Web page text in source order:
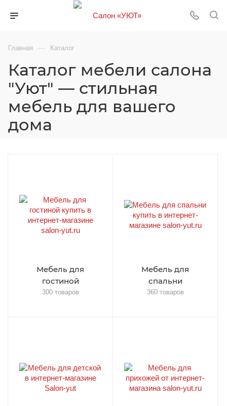
Главная — Каталог
Каталог мебели салона
"Уют" — стильная
мебель для вашего
дома
Мебель для
гостиной
300 товаров
Мебель для
спальни
360 товаров